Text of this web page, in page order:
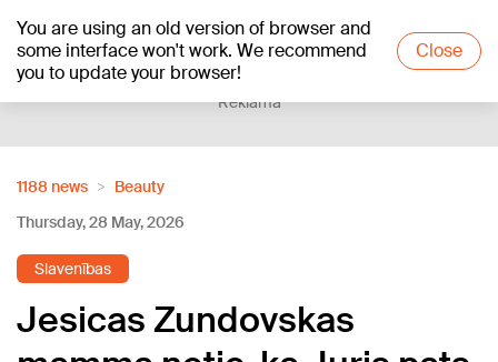
You are using an old version of browser and
some interface won't work. We recommend
you to update your browser!
Close
+12°C
Reklāma
1188 news
Beauty
Thursday, 28 May, 2026
Slavenības
Jesicas Zundovskas